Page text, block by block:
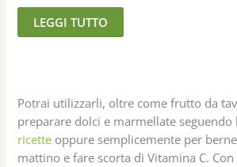
LEGGI TUTTO
Potrai utilizzarli, oltre come frutto da
preparare dolci e marmellate seguendo
ricette oppure semplicemente per
mattino e fare scorta di Vitamina C. Con